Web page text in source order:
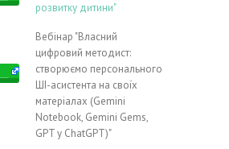
розвитку дитини"
Вебінар "Власний
цифровий методист:
створюємо персонального
ШІ-асистента на своїх
матеріалах (Gemini
Notebook, Gemini Gems,
GPT у ChatGPT)"